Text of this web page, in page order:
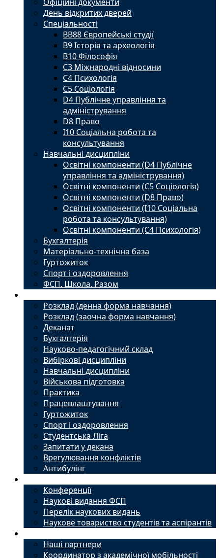
День відкритих дверей
Спеціальності
BВ88 Європейські студії
B9 Історія та археологія
B10 Філософія
C3 Міжнародні відносини
C4 Психологія
С5 Соціологія
D4 Публічне управління та
адміністрування
D8 Право
I10 Соціальна робота та
консультування
Навчальні дисципліни
Освітні компоненти (D4 Публічне
управління та адміністрування)
Освітні компоненти (С5 Соціологія)
Освітні компоненти (D8 Право)
Освітні компоненти (I10 Соціальна
робота та консультування)
Освітні компоненти (С4 Психологія)
Бухгалтерія
Матеріально-технічна база
Гуртожиток
Спорт і оздоровлення
ФСП. Школа. Разом
Розклад (денна форма навчання)
Розклад (заочна форма навчання)
Деканат
Бухгалтерія
Науково-педагогічний склад
Вибіркові дисципліни
Навчальні дисципліни
Військова підготовка
Практика
Працевлаштування
Гуртожиток
Спорт і оздоровлення
Студентська Ліга
Запитати у декана
Врегулювання конфліктів
Антибулінг
Конференції
Наукові видання ФСП
Перелік наукових видань
Наукове товариство студентів та аспірантів
Наші партнери
Координатор з академічної мобільності